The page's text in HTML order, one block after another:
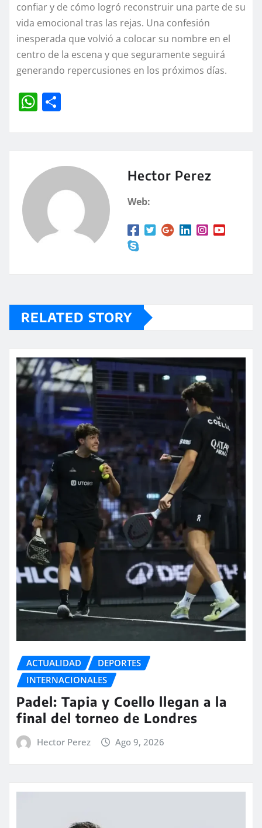
confiar y de cómo logró reconstruir una parte de su
vida emocional tras las rejas. Una confesión
inesperada que volvió a colocar su nombre en el
centro de la escena y que seguramente seguirá
generando repercusiones en los próximos días.
W
A
p
rt
Hector Perez
Web:
RELATED STORY
ACTUALIDAD
DEPORTES
INTERNACIONALES
Padel: Tapia y Coello llegan a la
final del torneo de Londres
Hector Perez Ago 9, 2026